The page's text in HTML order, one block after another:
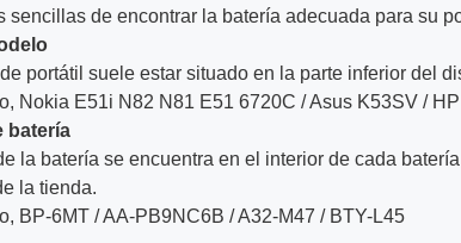
sencillas de encontrar la batería adecuada para su
portátil suele estar situado en la parte inferior del
Nokia E51i N82 N81 E51 6720C / Asus K53SV /
batería
la batería se encuentra en el interior de cada
la tienda.
BP-6MT / AA-PB9NC6B / A32-M47 / BTY-L45